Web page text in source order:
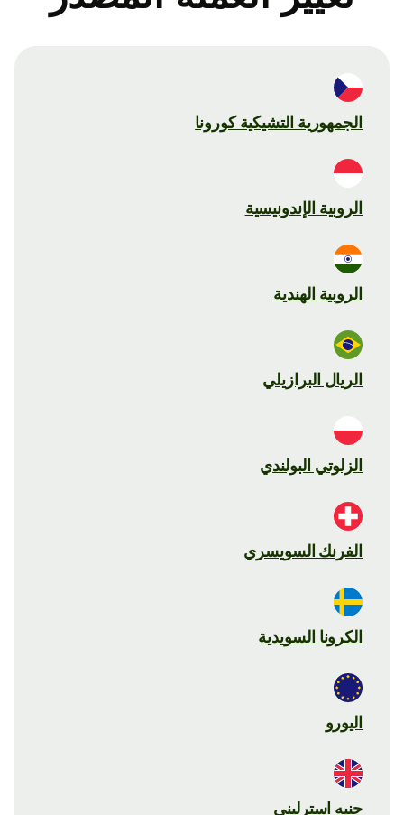
الجمهورية التشيكية كورونا
الروبية الإندونيسية
الروبية الهندية
الريال البرازيلي
الزلوتي البولندي
الفرنك السويسري
الكرونا السويدية
اليورو
جنيه استرليني